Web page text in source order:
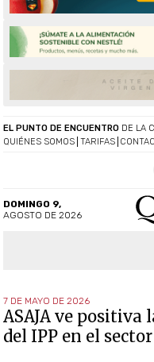
QUIÉNES SOMOS TARIFAS
EL PUNTO DE ENCUENTRO DE LA
DOMINGO 9,
AGOSTO DE 2026
7 DE MAYO DE 2026
ASAJA ve
del IPP en el